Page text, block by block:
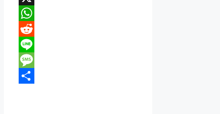
X
WhatsApp
Reddit
Line
Message